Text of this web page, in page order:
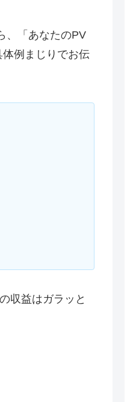
、「あなたのPV
例まじりでお伝
収益はガラッと